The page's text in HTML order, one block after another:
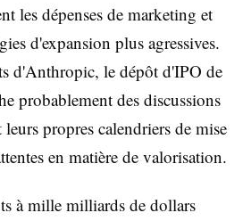
les dépenses de marketing et
d'expansion plus agressives.
d'Anthropic, le dépôt d'IPO de
probablement des discussions
propres calendriers de mise
en matière de valorisation.
à mille milliards de dollars